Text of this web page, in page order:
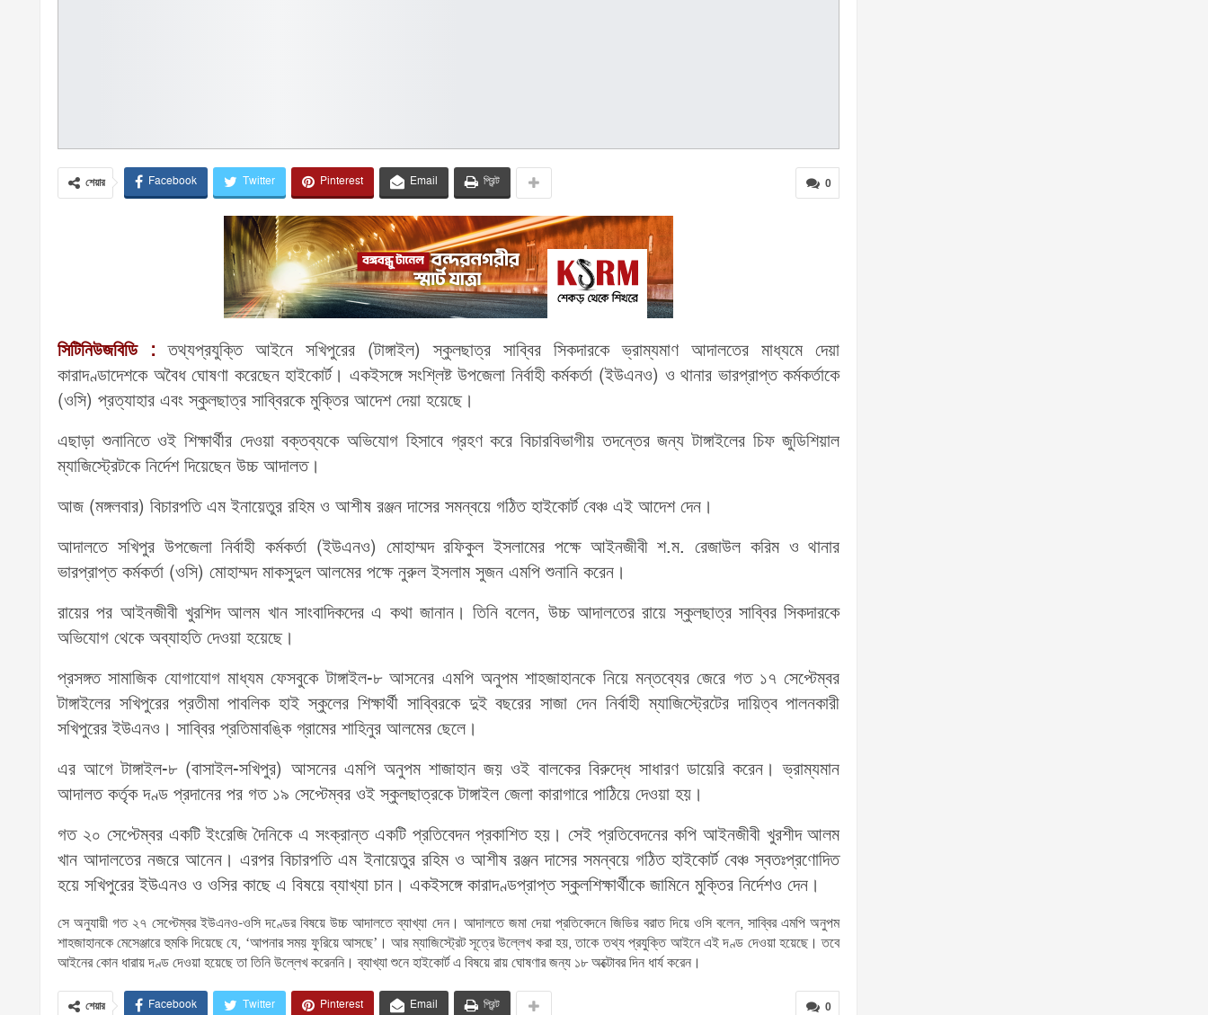
0
শেয়ার Facebook Twitter Pinterest Email প্রিন্ট
সিটিনিউজবিডি : তথ্যপ্রযুক্তি আইনে সখিপুরের (টাঙ্গাইল) স্কুলছাত্র সাব্বির সিকদারকে ভ্রাম্যমাণ আদালতের মাধ্যমে দেয়া
কারাদণ্ডাদেশকে অবৈধ ঘোষণা করেছেন হাইকোর্ট। একইসঙ্গে সংশ্লিষ্ট উপজেলা নির্বাহী কর্মকর্তা (ইউএনও) ও থানার ভারপ্রাপ্ত কর্মকর্তাকে
(ওসি) প্রত্যাহার এবং স্কুলছাত্র সাব্বিরকে মুক্তির আদেশ দেয়া হয়েছে।
এছাড়া শুনানিতে ওই শিক্ষার্থীর দেওয়া বক্তব্যকে অভিযোগ হিসাবে গ্রহণ করে বিচারবিভাগীয় তদন্তের জন্য টাঙ্গাইলের চিফ জুডিশিয়াল
ম্যাজিস্ট্রেটকে নির্দেশ দিয়েছেন উচ্চ আদালত।
আজ (মঙ্গলবার) বিচারপতি এম ইনায়েতুর রহিম ও আশীষ রঞ্জন দাসের সমন্বয়ে গঠিত হাইকোর্ট বেঞ্চ এই আদেশ দেন।
আদালতে সখিপুর উপজেলা নির্বাহী কর্মকর্তা (ইউএনও) মোহাম্মদ রফিকুল ইসলামের পক্ষে আইনজীবী শ.ম. রেজাউল করিম ও থানার
ভারপ্রাপ্ত কর্মকর্তা (ওসি) মোহাম্মদ মাকসুদুল আলমের পক্ষে নুরুল ইসলাম সুজন এমপি শুনানি করেন।
রায়ের পর আইনজীবী খুরশিদ আলম খান সাংবাদিকদের এ কথা জানান। তিনি বলেন, উচ্চ আদালতের রায়ে স্কুলছাত্র সাব্বির সিকদারকে
অভিযোগ থেকে অব্যাহতি দেওয়া হয়েছে।
প্রসঙ্গত সামাজিক যোগাযোগ মাধ্যম ফেসবুকে টাঙ্গাইল-৮ আসনের এমপি অনুপম শাহজাহানকে নিয়ে মন্তব্যের জেরে গত ১৭ সেপ্টেম্বর
টাঙ্গাইলের সখিপুরের প্রতীমা পাবলিক হাই স্কুলের শিক্ষার্থী সাব্বিরকে দুই বছরের সাজা দেন নির্বাহী ম্যাজিস্ট্রেটের দায়িত্ব পালনকারী
সখিপুরের ইউএনও। সাব্বির প্রতিমাবঙ্কি গ্রামের শাহিনুর আলমের ছেলে।
এর আগে টাঙ্গাইল-৮ (বাসাইল-সখিপুর) আসনের এমপি অনুপম শাজাহান জয় ওই বালকের বিরুদ্ধে সাধারণ ডায়েরি করেন। ভ্রাম্যমান
আদালত কর্তৃক দণ্ড প্রদানের পর গত ১৯ সেপ্টেম্বর ওই স্কুলছাত্রকে টাঙ্গাইল জেলা কারাগারে পাঠিয়ে দেওয়া হয়।
গত ২০ সেপ্টেম্বর একটি ইংরেজি দৈনিকে এ সংক্রান্ত একটি প্রতিবেদন প্রকাশিত হয়। সেই প্রতিবেদনের কপি আইনজীবী খুরশীদ আলম
খান আদালতের নজরে আনেন। এরপর বিচারপতি এম ইনায়েতুর রহিম ও আশীষ রঞ্জন দাসের সমন্বয়ে গঠিত হাইকোর্ট বেঞ্চ স্বতঃপ্রণোদিত
হয়ে সখিপুরের ইউএনও ও ওসির কাছে এ বিষয়ে ব্যাখ্যা চান। একইসঙ্গে কারাদণ্ডপ্রাপ্ত স্কুলশিক্ষার্থীকে জামিনে মুক্তির নির্দেশও দেন।
সে অনুযায়ী গত ২৭ সেপ্টেম্বর ইউএনও-ওসি দণ্ডের বিষয়ে উচ্চ আদালতে ব্যাখ্যা দেন। আদালতে জমা দেয়া প্রতিবেদনে জিডির বরাত দিয়ে ওসি বলেন, সাব্বির এমপি অনুপম
শাহজাহানকে মেসেঞ্জারে হুমকি দিয়েছে যে, ‘আপনার সময় ফুরিয়ে আসছে’। আর ম্যাজিস্ট্রেট সূত্রে উল্লেখ করা হয়, তাকে তথ্য প্রযুক্তি আইনে এই দণ্ড দেওয়া হয়েছে। তবে
আইনের কোন ধারায় দণ্ড দেওয়া হয়েছে তা তিনি উল্লেখ করেননি। ব্যাখ্যা শুনে হাইকোর্ট এ বিষয়ে রায় ঘোষণার জন্য ১৮ অক্টোবর দিন ধার্য করেন।
0
শেয়ার Facebook Twitter Pinterest Email প্রিন্ট